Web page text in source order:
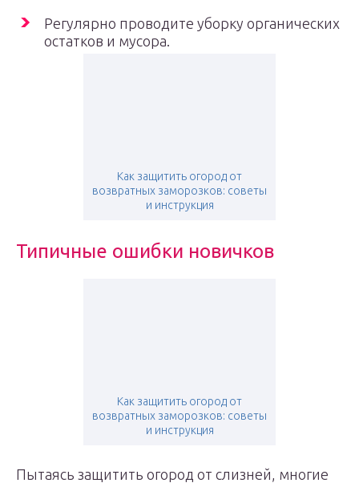
Регулярно проводите уборку органических
остатков и мусора.
Как защитить огород от
возвратных заморозков: советы
и инструкция
Типичные ошибки новичков
Как защитить огород от
возвратных заморозков: советы
и инструкция
Пытаясь защитить огород от слизней, многие